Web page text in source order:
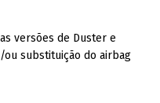
versões de Duster e
ou substituição do airbag